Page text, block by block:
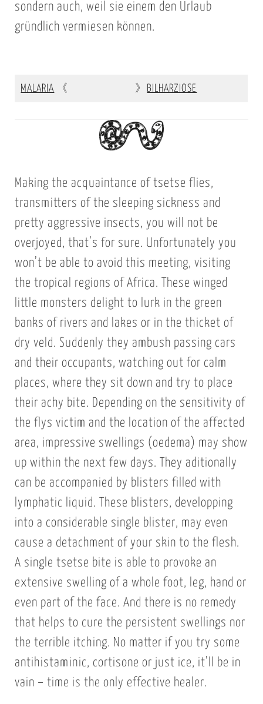
sondern auch, weil sie einem den Urlaub
gründlich vermiesen können.
MALARIA 《 》 BILHARZIOSE
Making the acquaintance of tsetse flies,
transmitters of the sleeping sickness and
pretty aggressive insects, you will not be
overjoyed, that’s for sure. Unfortunately you
won’t be able to avoid this meeting, visiting
the tropical regions of Africa. These winged
little monsters delight to lurk in the green
banks of rivers and lakes or in the thicket of
dry veld. Suddenly they ambush passing cars
and their occupants, watching out for calm
places, where they sit down and try to place
their achy bite. Depending on the sensitivity of
the flys victim and the location of the affected
area, impressive swellings (oedema) may show
up within the next few days. They aditionally
can be accompanied by blisters filled with
lymphatic liquid. These blisters, developping
into a considerable single blister, may even
cause a detachment of your skin to the flesh.
A single tsetse bite is able to provoke an
extensive swelling of a whole foot, leg, hand or
even part of the face. And there is no remedy
that helps to cure the persistent swellings nor
the terrible itching. No matter if you try some
antihistaminic, cortisone or just ice, it’ll be in
vain – time is the only effective healer.